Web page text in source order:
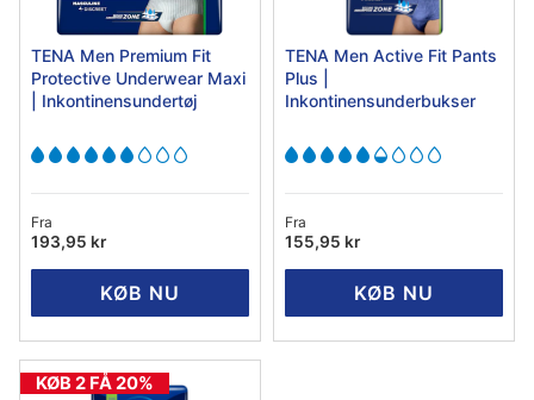
TENA Men Premium Fit
Protective Underwear Maxi
| Inkontinensundertøj
Fra
193,95 kr
KØB NU
TENA Men Active Fit Pants
Plus |
Inkontinensunderbukser
Fra
155,95 kr
KØB NU
KØB 2 FÅ 20%